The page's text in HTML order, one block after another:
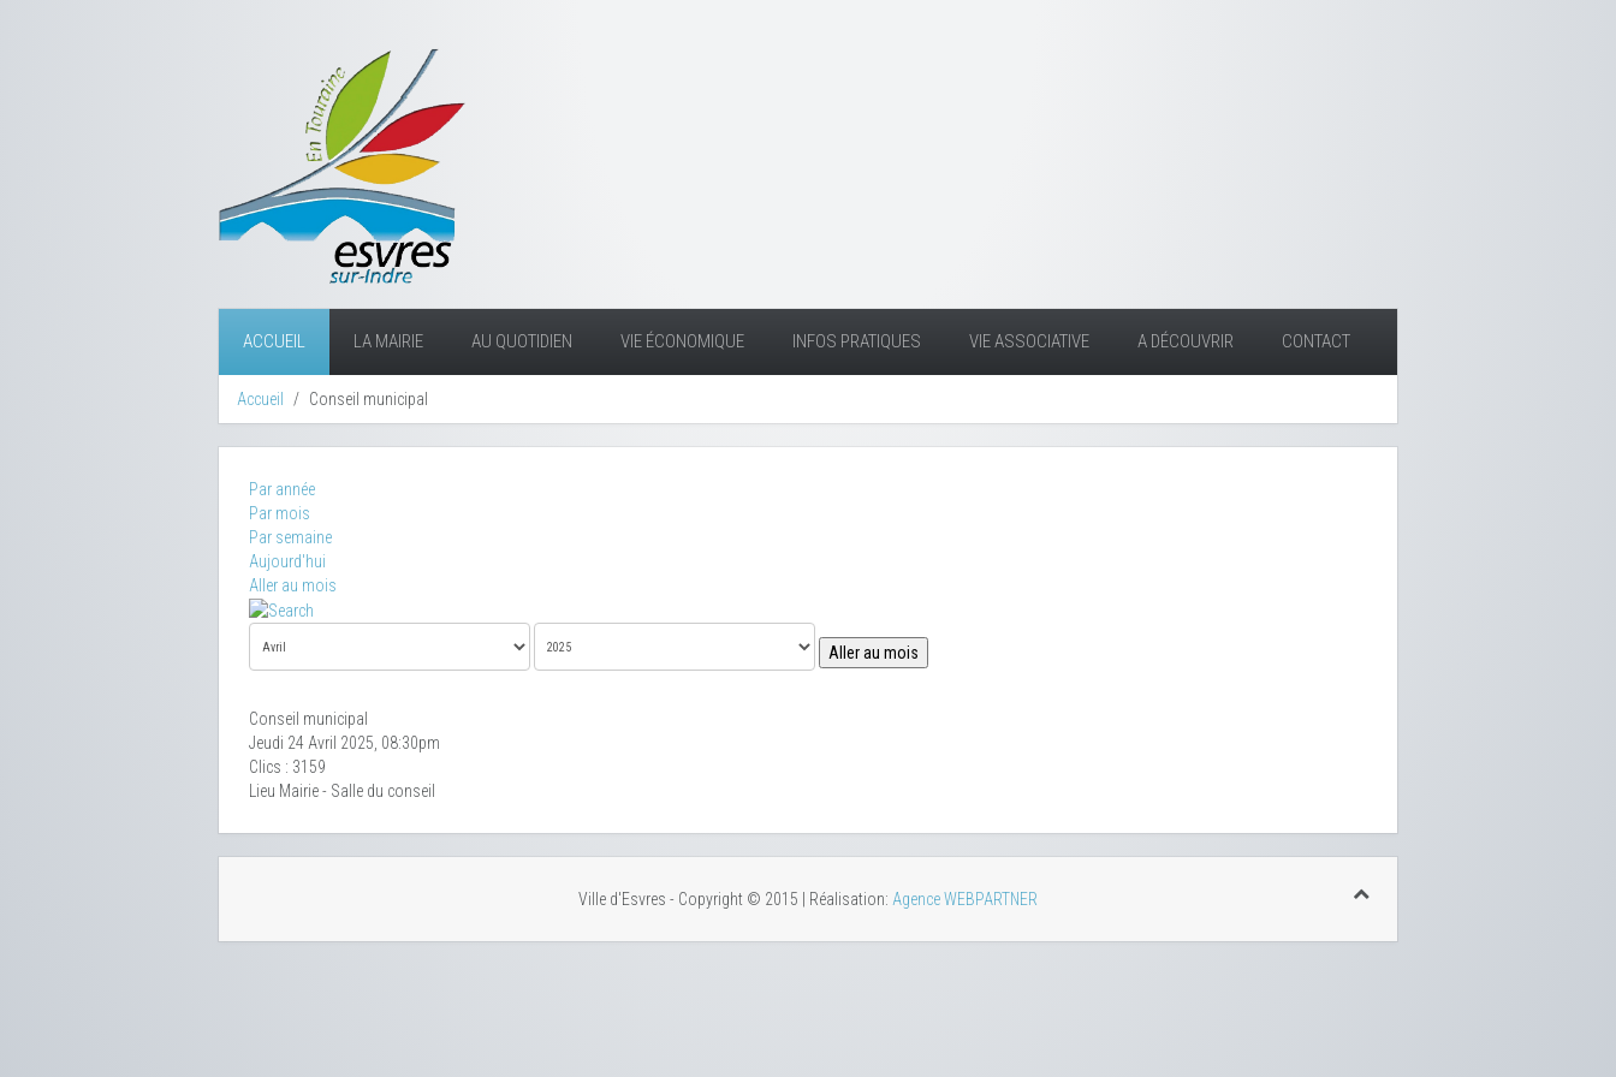
ACCUEIL LA MAIRIE AU QUOTIDIEN VIE ÉCONOMIQUE INFOS PRATIQUES VIE ASSOCIATIVE A DÉCOUVRIR CONTACT
Accueil Conseil municipal
Par année
Par mois
Par semaine
Aujourd'hui
Aller au mois
Aller au mois
Conseil municipal
Jeudi 24 Avril 2025, 08:30pm
Clics : 3159
Lieu Mairie - Salle du conseil
Ville d'Esvres - Copyright © 2015 | Réalisation: Agence WEBPARTNER